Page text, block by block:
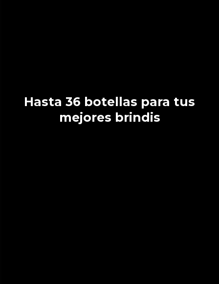
Hasta 36 botellas para tus
mejores brindis